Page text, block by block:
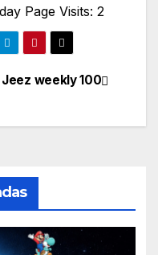
Page Visits: 2
Jeez weekly 100